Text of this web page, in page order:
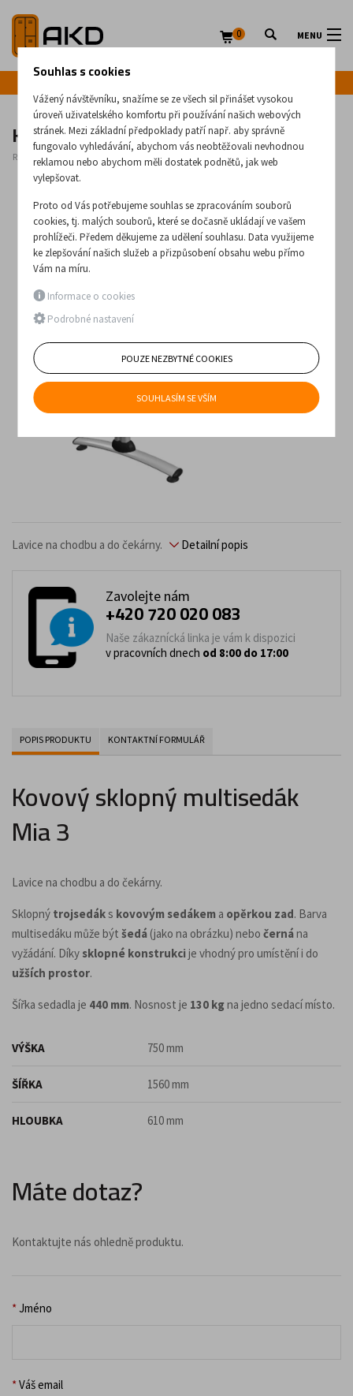
MENU
0
Kovový sklopný multisedák Mia 3
Rozměry: 1560 x 610 (mm)
Lavice na chodbu a do čekárny. Detailní popis
Zavolejte nám
+420 720 020 083
Naše zákaznícká linka je vám k dispozici
v pracovních dnech od 8:00 do 17:00
POPIS PRODUKTU KONTAKTNÍ FORMULÁŘ
Kovový sklopný multisedák
Mia 3
Lavice na chodbu a do čekárny.
Sklopný trojsedáks kovovým sedákem a opěrkou zad. Barva
multisedáku může být šedá (jako na obrázku) nebo černána
vyžádání. Díky sklopné konstrukcije vhodný pro umístění i do
užších prostor.
Šířka sedadla je 440 mm. Nosnost je 130 kgna jedno sedací místo.
VÝŠKA 750 mm
ŠÍŘKA 1560 mm
HLOUBKA 610 mm
Máte dotaz?
Kontaktujte nás ohledně produktu.
*Jméno
*Váš email
Souhlas s cookies
Vážený návštěvníku, snažíme se ze všech sil přinášet vysokou
úroveň uživatelského komfortu při používání našich webových
stránek. Mezi základní předpoklady patří např. aby správně
fungovalo vyhledávání, abychom vás neobtěžovali nevhodnou
reklamou nebo abychom měli dostatek podnětů, jak web
vylepšovat.
Proto od Vás potřebujeme souhlas se zpracováním souborů
cookies, tj. malých souborů, které se dočasně ukládají ve vašem
prohlížeči. Předem děkujeme za udělení souhlasu. Data využijeme
ke zlepšování našich služeb a přizpůsobení obsahu webu přímo
Vám na míru.
Informace o cookies
Podrobné nastavení
POUZE NEZBYTNÉ COOKIES
SOUHLASÍM SE VŠÍM